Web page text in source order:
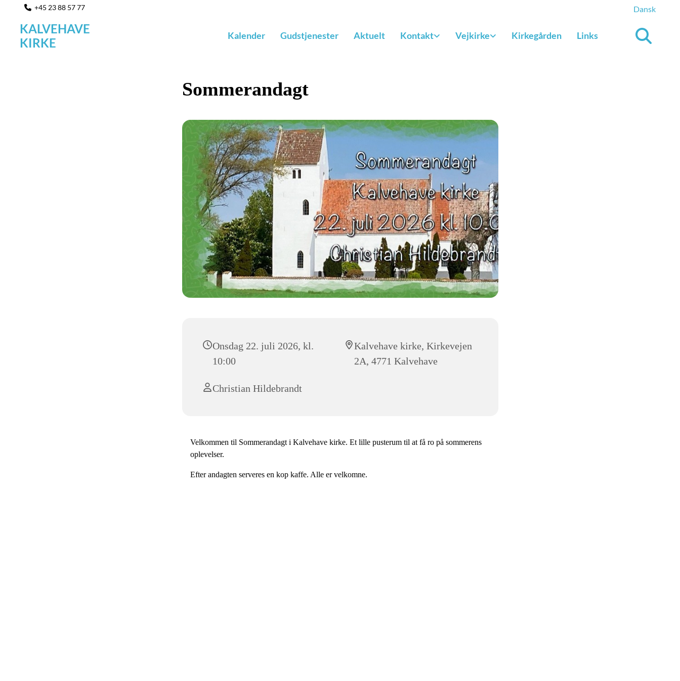
 +45 23 88 57 77 Dansk
KALVEHAVE
KIRKE
Kalender Gudstjenester Aktuelt Kontakt Vejkirke Kirkegården Links
Sommerandagt
Onsdag 22. juli 2026, kl.
10:00
Kalvehave kirke, Kirkevejen
2A, 4771 Kalvehave
Christian Hildebrandt
Velkommen til Sommerandagt i Kalvehave kirke. Et lille pusterum til at få ro på sommerens
oplevelser.
Efter andagten serveres en kop kaffe. Alle er velkomne.